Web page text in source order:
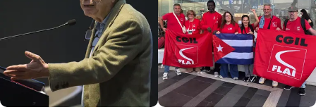
Cerca
Contatti